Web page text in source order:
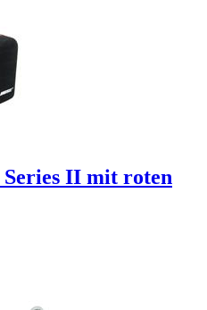
Series II mit roten